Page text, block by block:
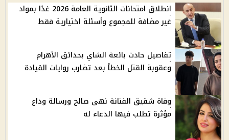
انطلاق امتحانات الثانوية العامة 2026 غدًا بمواد
غير مضافة للمجموع وأسئلة اختيارية فقط
تفاصيل حادث بائعة الشاي بحدائق الأهرام
وعقوبة القتل الخطأ بعد تضارب روايات القيادة
وفاة شقيق الفنانة نهى صالح ورسالة وداع
مؤثرة تطلب فيها الدعاء له